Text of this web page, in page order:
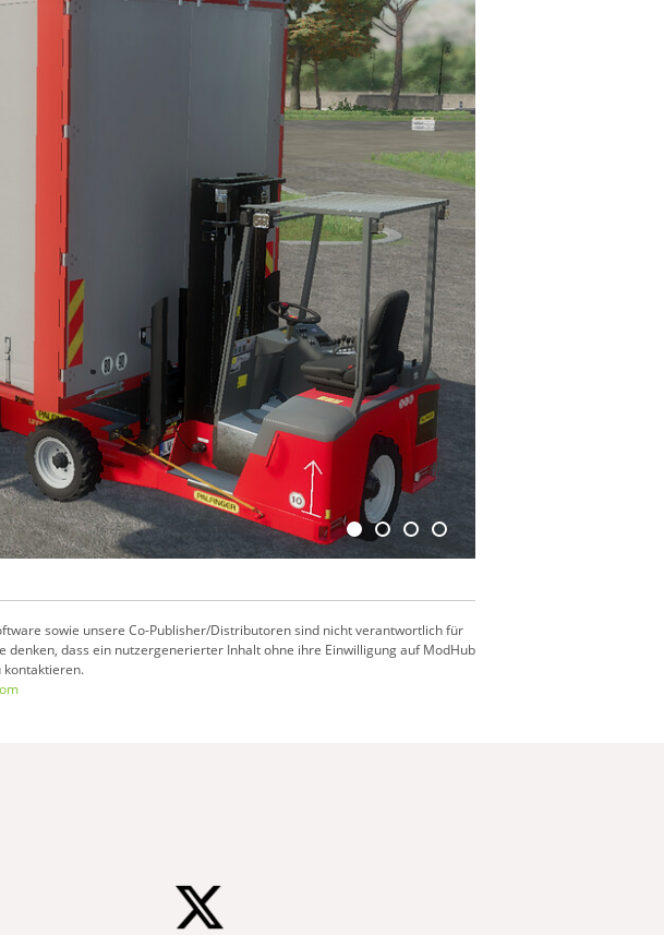
sowie unsere Co-Publisher/Distributoren sind nicht verantwortlich für
dass ein nutzergenerierter Inhalt ohne ihre Einwilligung auf ModHub
kontaktieren.